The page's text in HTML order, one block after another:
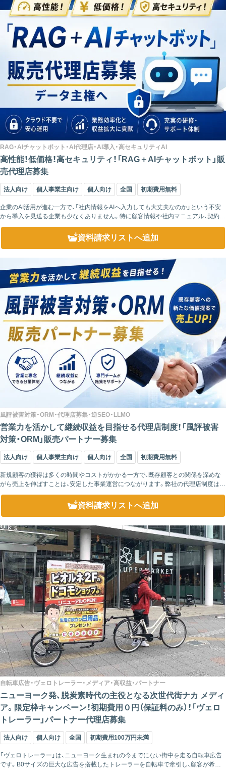
RAG・AIチャットポット・AI代理店・AI導入・高セキュリティAI
高性能！低価格！高セキュリティ！「RAG＋AIチャットボット」販
売代理店募集
法人向け 個人事業主向け 個人向け 全国 初期費用無料
企業のAI活用が進む一方で、「社内情報をAIへ入力しても大丈夫なのか」という不安
から導入を見送る企業も少なくありません。特に顧客情報や社内マニュアル、契約書
資料請求リストへ追加
風評被害対策・ORM・代理店募集・逆SEO・LLMO
営業力を活かして継続収益を目指せる代理店制度！「風評被害
対策・ORM」販売パートナー募集
法人向け 個人事業主向け 個人向け 全国 初期費用無料
新規顧客の獲得は多くの時間やコストがかかる一方で、既存顧客との関係を深めな
がら売上を伸ばすことは、安定した事業運営につながります。弊社の代理店制度は、
現在お付き合いのある企業へ「風評被害対策・ORM」という新たな価値を提案できる
資料請求リストへ追加
自転車広告・ヴェロトレーラー・メディア・高収益・パートナー
ニューヨーク発、脱炭素時代の主役となる次世代街ナカ メディ
ア。限定枠キャンペーン！初期費用０円（保証料のみ）！「ヴェロ
トレーラー」パートナー代理店募集
法人向け 個人向け 全国 初期費用100万円未満
「ヴェロトレーラー」は、ニューヨーク生まれの今までにない街中を走る自転車広告
です。B0サイズの巨大な広告を搭載したトレーラーを自転車で牽引し、顧客が希望